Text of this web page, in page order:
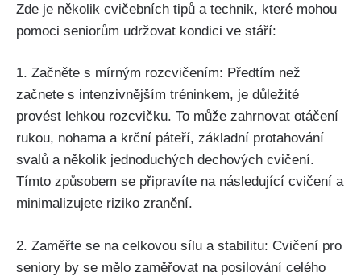
Zde je několik cvičebních tipů a technik, které mohou
pomoci seniorům udržovat kondici ve stáří:
1. Začněte s mírným rozcvičením: Předtím než
začnete s intenzivnějším tréninkem, je důležité
provést lehkou rozcvičku. To může zahrnovat otáčení
rukou, nohama a krční páteří, základní protahování
svalů a několik jednoduchých dechových cvičení.
Tímto způsobem se připravíte na následující cvičení a
minimalizujete riziko zranění.
2. Zaměřte se na celkovou sílu a stabilitu: Cvičení pro
seniory by se mělo zaměřovat na posilování celého